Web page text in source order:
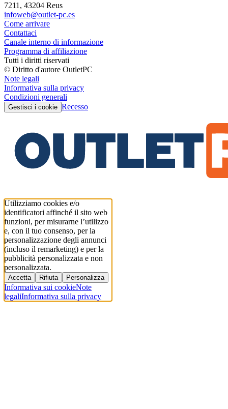
7211, 43204 Reus
infoweb@outlet-pc.es
Come arrivare
Contattaci
Canale interno di informazione
Programma di affiliazione
Tutti i diritti riservati
© Diritto d'autore OutletPC
Note legali
Informativa sulla privacy
Condizioni generali
Gestisci i cookie Recesso
Utilizziamo cookies e/o
identificatori affinché il sito web
funzioni, per misurarne l’utilizzo
e, con il tuo consenso, per la
personalizzazione degli annunci
(incluso il remarketing) e per la
pubblicità personalizzata e non
personalizzata.
Accetta Rifiuta Personalizza
Informativa sui cookieNote
legaliInformativa sulla privacy